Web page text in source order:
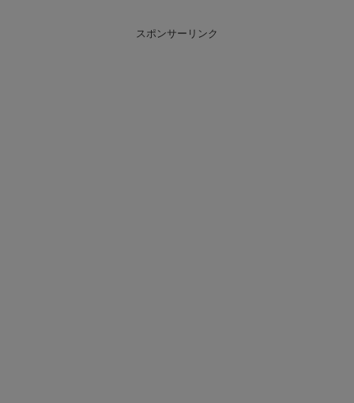
スポンサーリンク